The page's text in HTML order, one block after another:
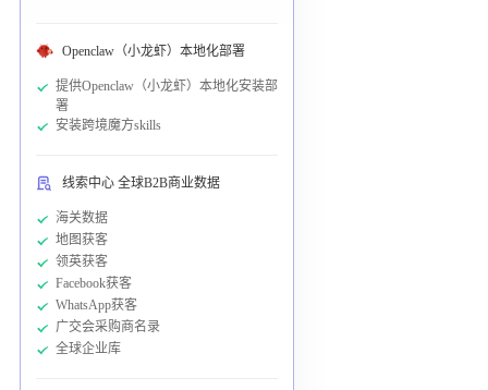
Openclaw（小龙虾）本地化部署
提供Openclaw（小龙虾）本地化安装部
署
安装跨境魔方skills
线索中心 全球B2B商业数据
海关数据
地图获客
领英获客
Facebook获客
WhatsApp获客
广交会采购商名录
全球企业库